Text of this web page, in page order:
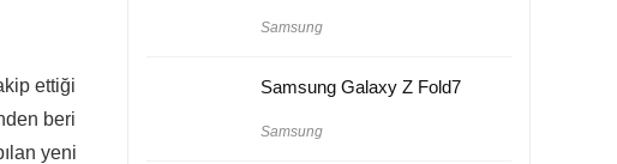
ettiği
beri
yeni
Samsung
Samsung Galaxy Z Fold7
Samsung